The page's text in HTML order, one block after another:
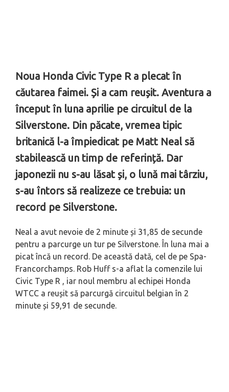
Noua Honda Civic Type R a plecat în
căutarea faimei. Și a cam reușit. Aventura a
început în luna aprilie pe circuitul de la
Silverstone. Din păcate, vremea tipic
britanică l-a împiedicat pe Matt Neal să
stabilească un timp de referință. Dar
japonezii nu s-au lăsat și, o lună mai târziu,
s-au întors să realizeze ce trebuia: un
record pe Silverstone.
Neal a avut nevoie de 2 minute și 31,85 de secunde
pentru a parcurge un tur pe Silverstone. În luna mai a
picat încă un record. De această dată, cel de pe Spa-
Francorchamps. Rob Huff s-a aflat la comenzile lui
Civic Type R , iar noul membru al echipei Honda
WTCC a reușit să parcurgă circuitul belgian în 2
minute și 59,91 de secunde.